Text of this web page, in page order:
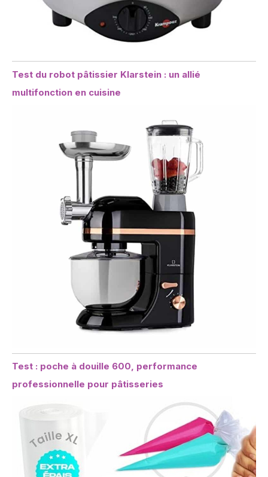
Test du robot pâtissier Klarstein : un allié
multifonction en cuisine
Test : poche à douille 600, performance
professionnelle pour pâtisseries